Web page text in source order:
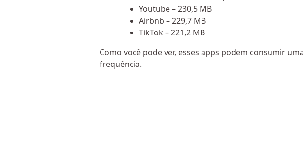
Youtube – 230,5 MB
Airbnb – 229,7 MB
TikTok – 221,2 MB
Como você pode ver, esses apps podem consumir
frequência.